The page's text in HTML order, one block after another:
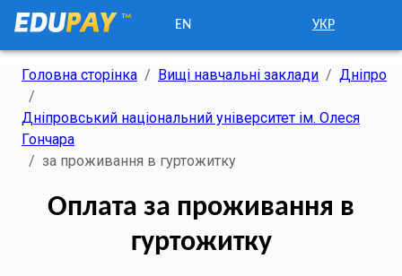
EN УКР
Головна сторінка / Вищі навчальні заклади / Дніпро
/
Дніпровський національний університет ім. Олеся
Гончара
/ за проживання в гуртожитку
Оплата за проживання в
гуртожитку